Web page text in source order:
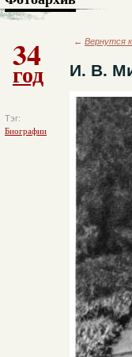
34
год
Тэг:
Биографии
← Вернутся
И. В.